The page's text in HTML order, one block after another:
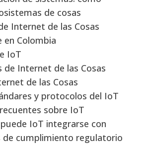
de cosas
Internet de las Cosas
Colombia
IoT
de Internet de las Cosas
de las Cosas
y protocolos del IoT
sobre IoT
IoT integrarse con
de cumplimiento regulatorio